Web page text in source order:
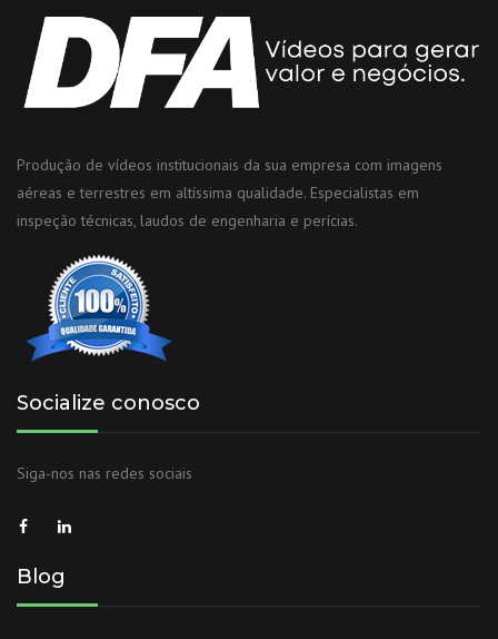
Produção de vídeos institucionais da sua empresa com imagens
aéreas e terrestres em altíssima qualidade. Especialistas em
inspeção técnicas, laudos de engenharia e perícias.
Socialize conosco
Siga-nos nas redes sociais
Blog